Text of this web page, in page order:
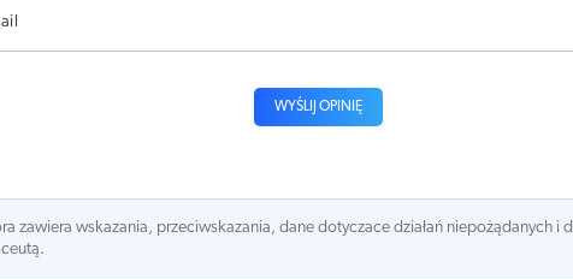
WYŚLIJ OPINIĘ
zawiera wskazania, przeciwskazania, dane dotyczace działań niepożądanych